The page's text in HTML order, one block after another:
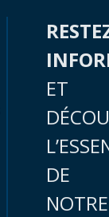
ET
DE
NOTRE